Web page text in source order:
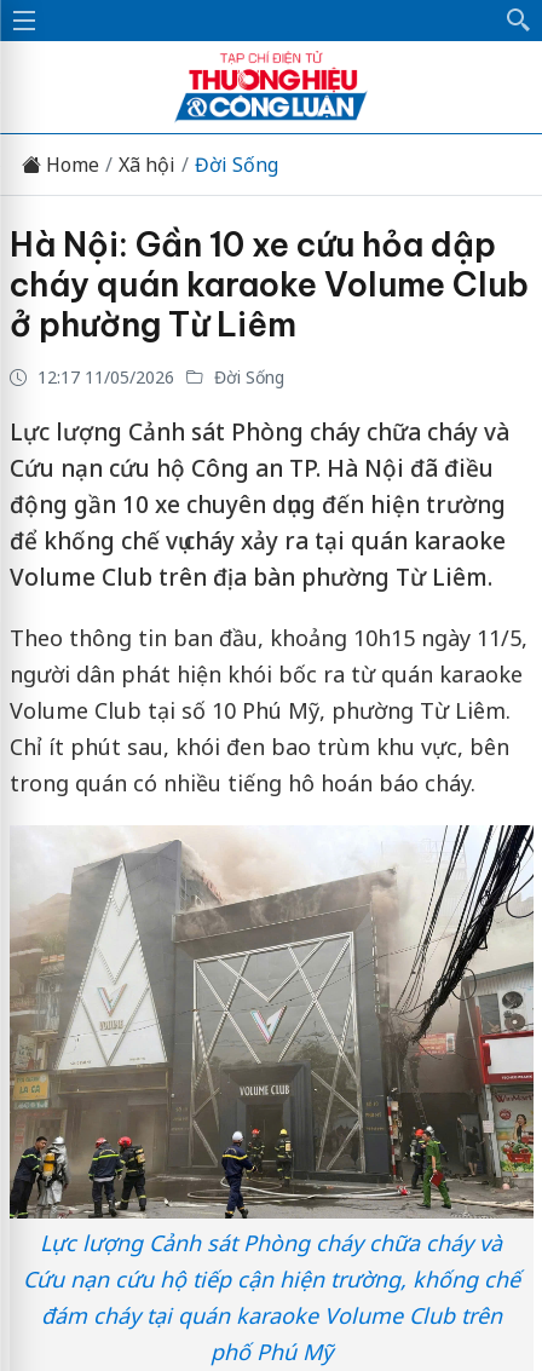
Home Xã hội Đời Sống
Hà Nội: Gần 10 xe cứu hỏa dập
cháy quán karaoke Volume Club
ở phường Từ Liêm
12:17 11/05/2026 Đời Sống
Lực lượng Cảnh sát Phòng cháy chữa cháy và
Cứu nạn cứu hộ Công an TP. Hà Nội đã điều
động gần 10 xe chuyên dụng đến hiện trường
để khống chế vụ cháy xảy ra tại quán karaoke
Volume Club trên địa bàn phường Từ Liêm.
Theo thông tin ban đầu, khoảng 10h15 ngày 11/5,
người dân phát hiện khói bốc ra từ quán karaoke
Volume Club tại số 10 Phú Mỹ, phường Từ Liêm.
Chỉ ít phút sau, khói đen bao trùm khu vực, bên
trong quán có nhiều tiếng hô hoán báo cháy.
Lực lượng Cảnh sát Phòng cháy chữa cháy và
Cứu nạn cứu hộ tiếp cận hiện trường, khống chế
đám cháy tại quán karaoke Volume Club trên
phố Phú Mỹ